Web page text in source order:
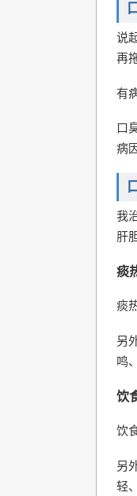
说
再
有
口
病
我
肝
痰
痰
另
鸣
饮
饮
另
轻